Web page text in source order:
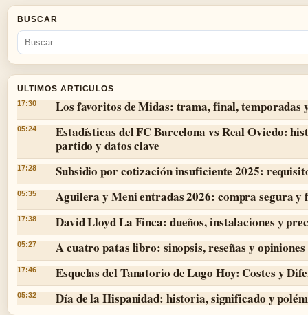
BUSCAR
ULTIMOS ARTICULOS
17:30 Los favoritos de Midas: trama, final, temporadas
05:24
Estadísticas del FC Barcelona vs Real Oviedo:
partido y datos clave
17:28 Subsidio por cotización insuficiente 2025:
05:35 Aguilera y Meni entradas 2026: compra segura y
17:38 David Lloyd La Finca: dueños, instalaciones y
05:27 A cuatro patas libro: sinopsis, reseñas y opiniones
17:46 Esquelas del Tanatorio de Lugo Hoy: Costes y
05:32 Día de la Hispanidad: historia, significado y